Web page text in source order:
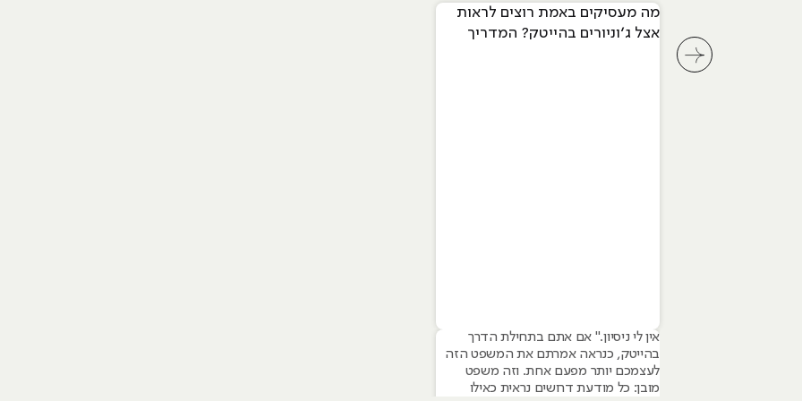
מה מעסיקים באמת רוצים לראות
אצל ג׳וניורים בהייטק? המדריך
אין לי ניסיון." אם אתם בתחילת הדרך
בהייטק, כנראה אמרתם את המשפט הזה
לעצמכם יותר מפעם אחת. וזה משפט
מובן: כל מודעת דרושים נראית כאילו
לחץ לשיקופית קודמת בסליידר מאמרים